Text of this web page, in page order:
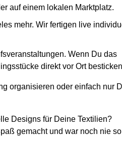
auf einem lokalen Marktplatz.
mehr. Wir fertigen live
Wenn Du das
direkt vor Ort
organisieren oder einfach nur
Designs für Deine Textilien?
gemacht und war noch nie